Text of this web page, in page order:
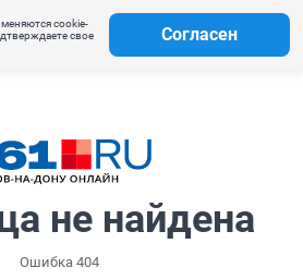
cookie-
свое
Согласен
не найдена
Ошибка 404